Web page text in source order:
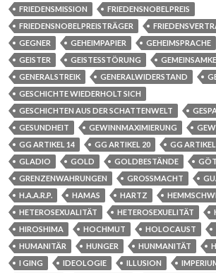
FRIEDENSMISSION
FRIEDENSNOBELPREIS
FRIEDENSNOBELPREISTRÄGER
GEGNER
GEHEIMPAPIER GEHEIMSPRACHE
GEISTER
GEISTESSTÖRUNG
GENERALSTREIK
GENERALWIDERSTAND
GESCHICHTE WIEDERHOLT SICH
GESCHICHTEN AUS DER SCHATTENWELT
GESUNDHEIT
GEWINNMAXIMIERUNG
GG ARTIKEL 14
GG ARTIKEL 20 GG
GLADIO
GOLD GOLDBESTÄNDE
GRENZENWAHRUNGEN
GROSSMACHT
H.A.A.R.P.
HAMAS HARTZ
HETEROSEXUALITÄT
HETEROSEXUELITÄT
HIROSHIMA
HOCHMUT HOLOCAUST
HUMANITÄR
HUNGER HUNMANITÄT
I GING
IDEOLOGIE ILLUSION